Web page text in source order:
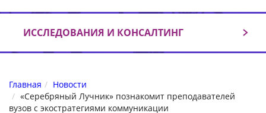
ИССЛЕДОВАНИЯ И КОНСАЛТИНГ
Главная
Новости
«Серебряный Лучник» познакомит преподавателей
вузов с экостратегиями коммуникации